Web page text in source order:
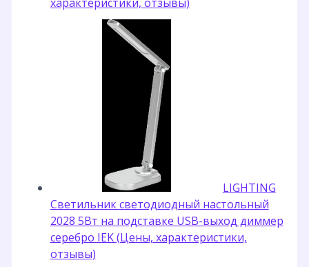
LIGHTING
Светильник светодиодный настольный
2028 5Вт на подставке USB-выход диммер
серебро IEK (Цены, характеристики,
отзывы)